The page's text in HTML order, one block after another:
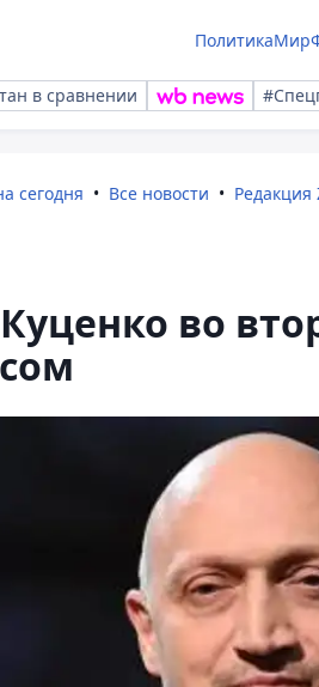
ПолитикаМир
в сравнении
сегодня Все новости Редакция
во